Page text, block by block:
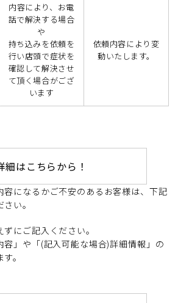
内容により、お電
話で解決する場合
や
持ち込みを依頼を
行い店頭で症状を
確認して解決させ
て頂く場合がござ
います
依頼内容により変
動いたします。
細はこちらから！
容になるかご不安のあるお客様は、下記
い。
ずにご記入ください。
容」や「(記入可能な場合)詳細情報」の
。